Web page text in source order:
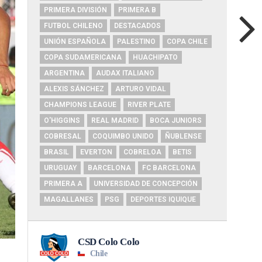
PRIMERA DIVISIÓN
PRIMERA B
FUTBOL CHILENO
DESTACADOS
UNIÓN ESPAÑOLA
PALESTINO
COPA CHILE
COPA SUDAMERICANA
HUACHIPATO
ARGENTINA
AUDAX ITALIANO
ALEXIS SÁNCHEZ
ARTURO VIDAL
CHAMPIONS LEAGUE
RIVER PLATE
O'HIGGINS
REAL MADRID
BOCA JUNIORS
COBRESAL
COQUIMBO UNIDO
ÑUBLENSE
BRASIL
EVERTON COBRELOA
BETIS
URUGUAY
BARCELONA
FC BARCELONA
PRIMERA A
UNIVERSIDAD DE CONCEPCIÓN
MAGALLANES
PSG DEPORTES IQUIQUE